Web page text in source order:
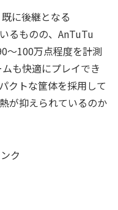
に後継となる
るものの、AnTuTu
～100万点程度を計測
も快適にプレイでき
クトな筐体を採用して
が抑えられているのか
ク